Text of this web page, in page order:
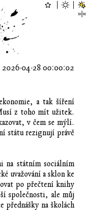
2026-04-28 00:00:02
a tak šíření
z toho mít užitek.
v čem se mýlí.
státu rezignují právě
na státním sociálním
uvažování a sklon ke
po přečtení knihy
společnosti, ale můj
přednášky na školách